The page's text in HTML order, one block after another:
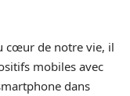
cœur de notre vie, il
mobiles avec
dans